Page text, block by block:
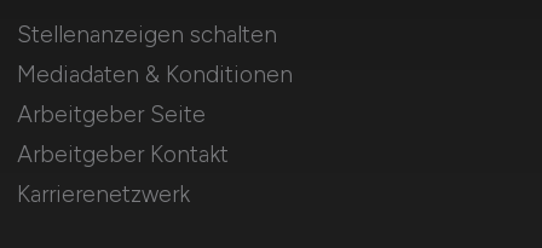
Stellenanzeigen schalten
Mediadaten & Konditionen
Arbeitgeber Seite
Arbeitgeber Kontakt
Karrierenetzwerk